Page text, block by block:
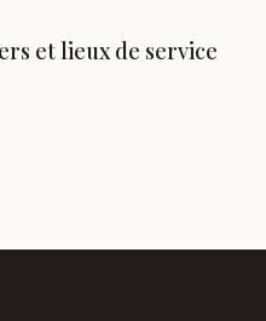
et lieux de service